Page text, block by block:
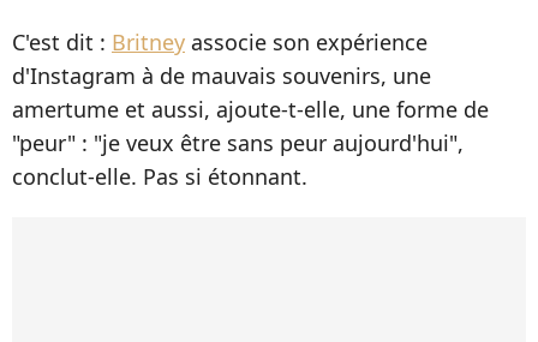
C'est dit : Britney associe son expérience
d'Instagram à de mauvais souvenirs, une
amertume et aussi, ajoute-t-elle, une forme de
"peur" : "je veux être sans peur aujourd'hui",
conclut-elle. Pas si étonnant.